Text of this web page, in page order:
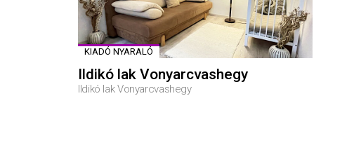
KIADÓ NYARALÓ
Ildikó lak Vonyarcvashegy
Ildikó lak Vonyarcvashegy